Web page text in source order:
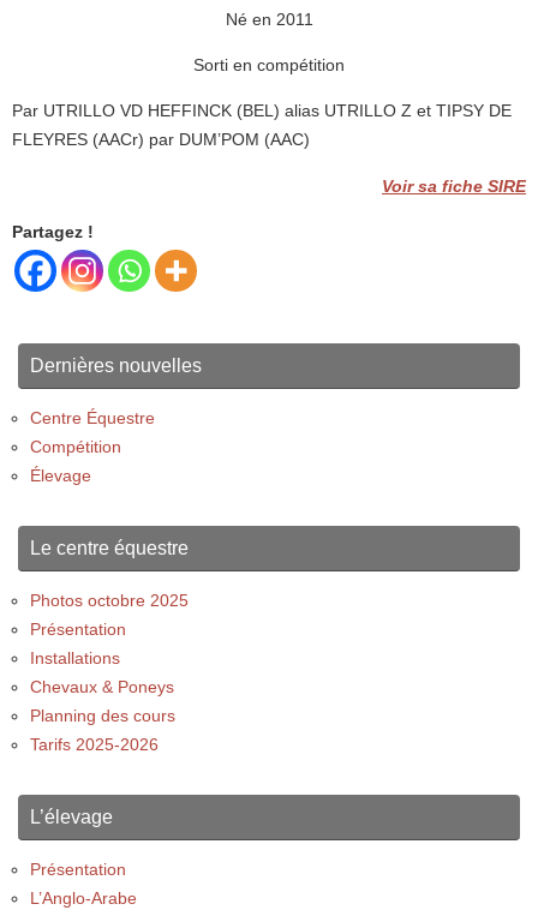
Né en 2011
Sorti en compétition
Par UTRILLO VD HEFFINCK (BEL) alias UTRILLO Z et TIPSY DE
FLEYRES (AACr) par DUM’POM (AAC)
Voir sa fiche SIRE
Partagez !
Dernières nouvelles
Centre Équestre
Compétition
Élevage
Le centre équestre
Photos octobre 2025
Présentation
Installations
Chevaux & Poneys
Planning des cours
Tarifs 2025-2026
L’élevage
Présentation
L’Anglo-Arabe